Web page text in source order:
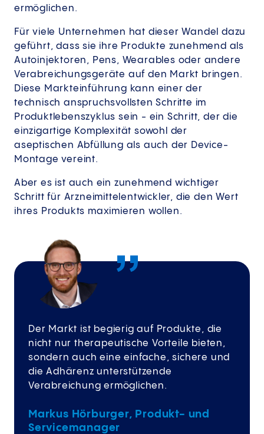
ermöglichen.
Für viele Unternehmen hat dieser Wandel dazu
geführt, dass sie ihre Produkte zunehmend als
Autoinjektoren, Pens, Wearables oder andere
Verabreichungsgeräte auf den Markt bringen.
Diese Markteinführung kann einer der
technisch anspruchsvollsten Schritte im
Produktlebenszyklus sein - ein Schritt, der die
einzigartige Komplexität sowohl der
aseptischen Abfüllung als auch der Device-
Montage vereint.
Aber es ist auch ein zunehmend wichtiger
Schritt für Arzneimittelentwickler, die den Wert
ihres Produkts maximieren wollen.
Der Markt ist begierig auf Produkte, die
nicht nur therapeutische Vorteile bieten,
sondern auch eine einfache, sichere und
die Adhärenz unterstützende
Verabreichung ermöglichen.
Markus Hörburger, Produkt- und
Servicemanager